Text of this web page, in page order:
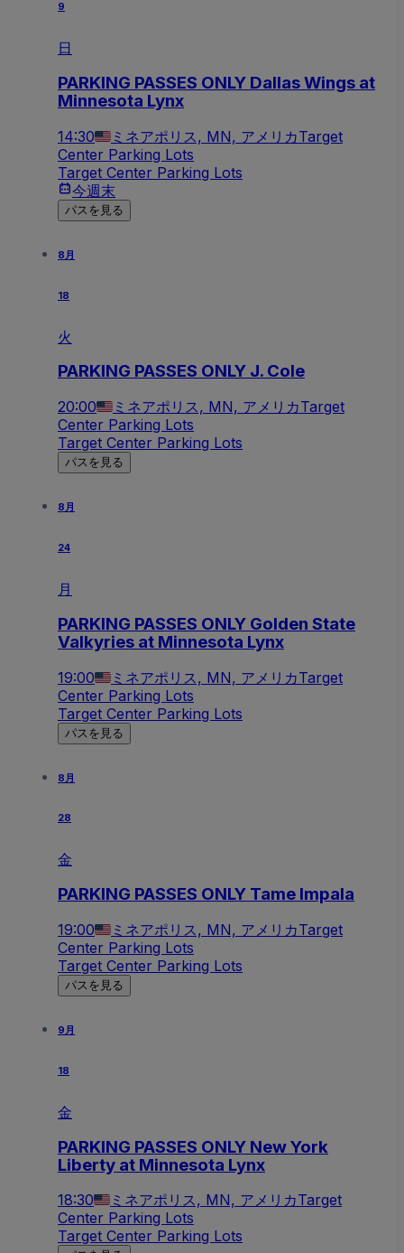
9
日
PARKING PASSES ONLY Dallas Wings at
Minnesota Lynx
14:30 ミネアポリス, MN, アメリカTarget
Center Parking Lots
Target Center Parking Lots
今週末
パスを見る
8月
18
火
PARKING PASSES ONLY J. Cole
20:00 ミネアポリス, MN, アメリカTarget
Center Parking Lots
Target Center Parking Lots
パスを見る
8月
24
月
PARKING PASSES ONLY Golden State
Valkyries at Minnesota Lynx
19:00 ミネアポリス, MN, アメリカTarget
Center Parking Lots
Target Center Parking Lots
パスを見る
8月
28
金
PARKING PASSES ONLY Tame Impala
19:00 ミネアポリス, MN, アメリカTarget
Center Parking Lots
Target Center Parking Lots
パスを見る
9月
18
金
PARKING PASSES ONLY New York
Liberty at Minnesota Lynx
18:30 ミネアポリス, MN, アメリカTarget
Center Parking Lots
Target Center Parking Lots